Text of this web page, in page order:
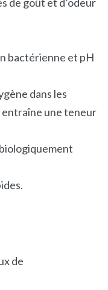
de goût et d’odeur
bactérienne et pH
dans les
entraîne une teneur
de